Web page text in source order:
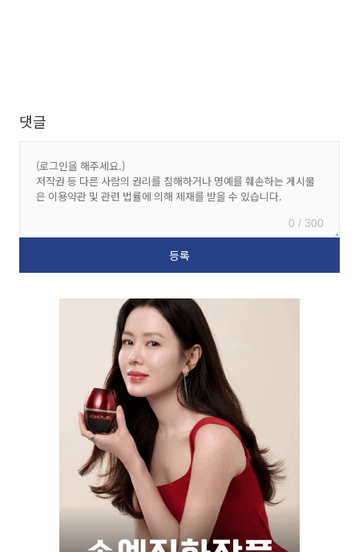
댓글
0 / 300